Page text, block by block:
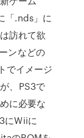
「.nds」に
訪れて欲
ンなどの
でイメージ
、PS3で
に必要な
にWiiに